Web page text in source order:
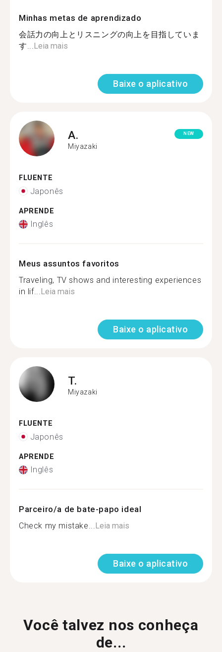
Minhas metas de aprendizado
会話力の向上とリスニングの向上を目指していま
す...Leia mais
Baixe o aplicativo
A.
Miyazaki
NEW
FLUENTE
Japonês
APRENDE
Inglês
Meus assuntos favoritos
Traveling, TV shows and interesting experiences
in lif...Leia mais
Baixe o aplicativo
T.
Miyazaki
FLUENTE
Japonês
APRENDE
Inglês
Parceiro/a de bate-papo ideal
Check my mistake...Leia mais
Baixe o aplicativo
Você talvez nos conheça
de...